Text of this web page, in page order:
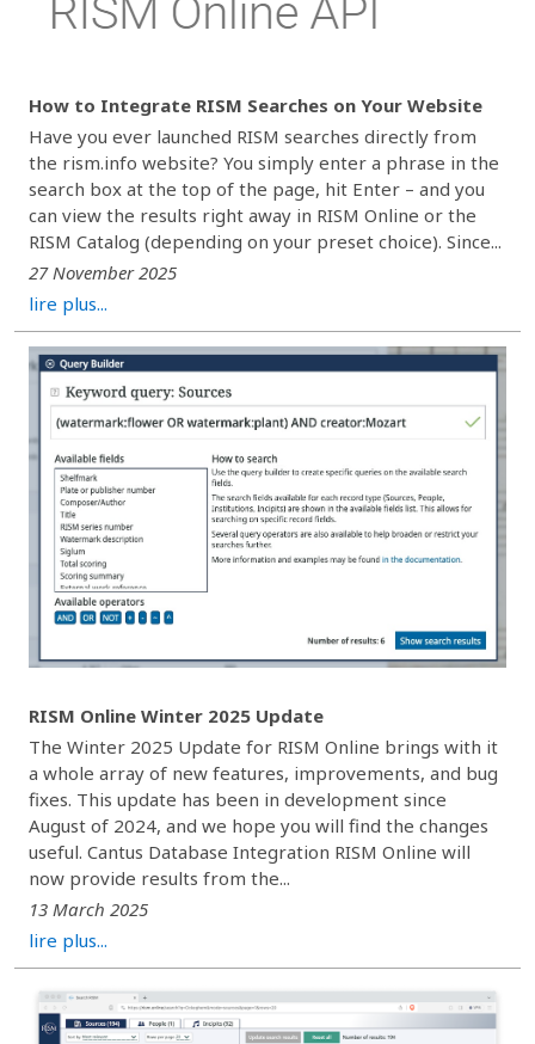
How to Integrate RISM Searches on Your Website
Have you ever launched RISM searches directly from
the rism.info website? You simply enter a phrase in the
search box at the top of the page, hit Enter – and you
can view the results right away in RISM Online or the
RISM Catalog (depending on your preset choice). Since...
27 November 2025
lire plus...
RISM Online Winter 2025 Update
The Winter 2025 Update for RISM Online brings with it
a whole array of new features, improvements, and bug
fixes. This update has been in development since
August of 2024, and we hope you will find the changes
useful. Cantus Database Integration RISM Online will
now provide results from the...
13 March 2025
lire plus...